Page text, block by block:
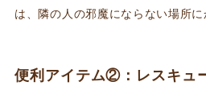
は、隣の人の邪魔にならない場所に
便利アイテム②：レスキュ